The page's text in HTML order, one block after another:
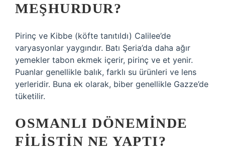
MEŞHURDUR?
Pirinç ve Kibbe (köfte tanıtıldı) Calilee’de
varyasyonlar yaygındır. Batı Şeria’da daha ağır
yemekler tabon ekmek içerir, pirinç ve et yenir.
Puanlar genellikle balık, farklı su ürünleri ve lens
yerleridir. Buna ek olarak, biber genellikle Gazze’de
tüketilir.
OSMANLI DÖNEMINDE
FILISTIN NE YAPTI?